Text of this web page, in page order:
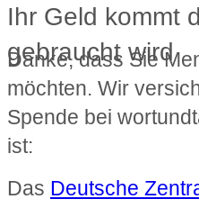
Ihr Geld kommt
gebraucht wird
Danke, dass Sie
möchten. Wir
Spende bei
ist:
Das Deutsche